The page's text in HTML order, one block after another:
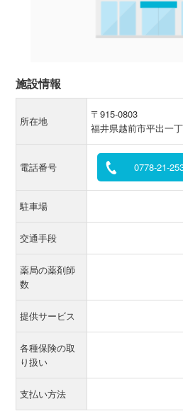
施設情報
所在地
〒915-0803
福井県越前市平出一
電話番号 0778-21-
駐車場
交通手段
薬局の薬剤師
数
提供サービス
各種保険の取
り扱い
支払い方法